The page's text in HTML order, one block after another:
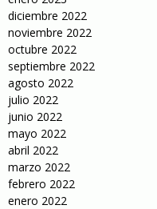
diciembre 2022
noviembre 2022
octubre 2022
septiembre 2022
agosto 2022
julio 2022
junio 2022
mayo 2022
abril 2022
marzo 2022
febrero 2022
enero 2022